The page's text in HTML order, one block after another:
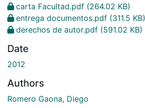
carta Facultad.pdf (264.02 KB)
entrega documentos.pdf (311.5 KB)
derechos de autor.pdf (591.02 KB)
Date
2012
Authors
Romero Gaona, Diego